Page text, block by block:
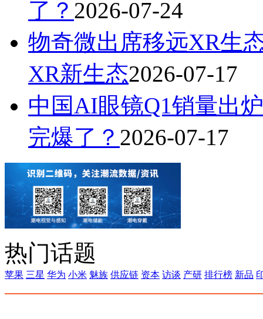
了？ 2026-07-24
物奇微出席移远XR生
XR新生态2026-07-17
中国AI眼镜Q1销量出
完爆了？ 2026-07-17
热门话题
苹果 三星 华为 小米 魅族 供应链 资本 访谈 产研 排行榜 新品